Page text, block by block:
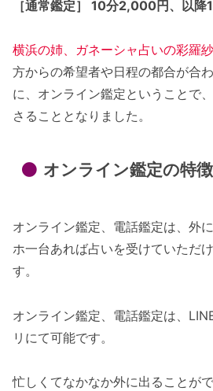
［通常鑑定］ 10分2,000円、以
横浜の姉、ガネーシャ占いの彩羅
方からの希望者や日程の都合が合
に、オンライン鑑定ということで
さることとなりました。
オンライン鑑定の特徴
オンライン鑑定、電話鑑定は、外
ホ一台あれば占いを受けていただ
す。
オンライン鑑定、電話鑑定は、
リにて可能です。
忙しくてなかなか外に出ることが